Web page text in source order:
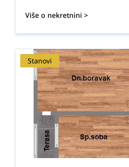
Više o nekretnini >
Stanovi